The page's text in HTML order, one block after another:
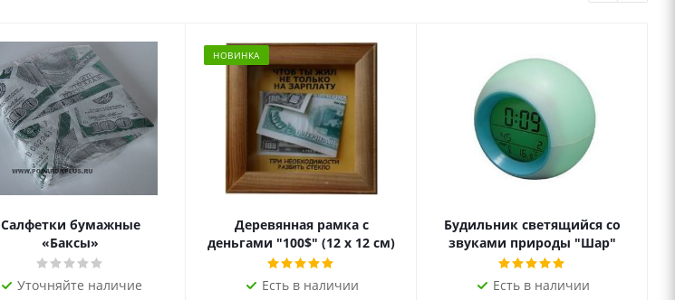
Салфетки бумажные
«Баксы»
Уточняйте наличие
НОВИНКА
Деревянная рамка с
деньгами "100$" (12 х 12 см)
Есть в наличии
Будильник светящийся со
звуками природы "Шар"
Есть в наличии